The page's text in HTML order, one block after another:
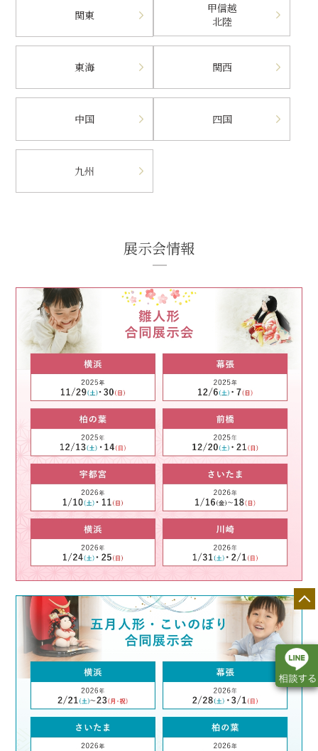
関東
甲信越
北陸
東海 関西
中国 四国
九州
展示会情報
店舗一覧 カタログ請求